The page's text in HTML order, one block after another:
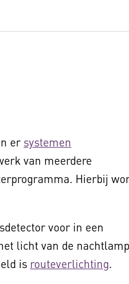
er systemen
van meerdere
Hierbij
voor in een
licht van de nachtlamp
is routeverlichting.